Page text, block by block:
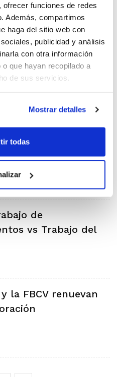
funciones de redes
Además, compartimos
haga del sitio web con
publicidad y análisis
con otra información
que hayan recopilado a
de sus servicios.
Mostrar detalles
todas
IR Zonal
enseñó cuándo
de
vs Trabajo del
la FBCV renuevan